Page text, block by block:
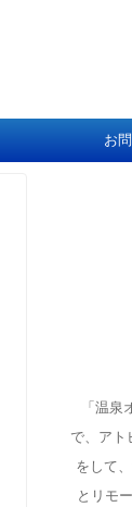
お
「温
で、アト
をして
とリモ